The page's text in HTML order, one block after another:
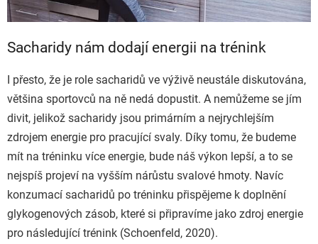
Sacharidy nám dodají energii na trénink
I přesto, že je role sacharidů ve výživě neustále diskutována,
většina sportovců na ně nedá dopustit. A nemůžeme se jím
divit, jelikož sacharidy jsou primárním a nejrychlejším
zdrojem energie pro pracující svaly. Díky tomu, že budeme
mít na tréninku více energie, bude náš výkon lepší, a to se
nejspíš projeví na vyšším nárůstu svalové hmoty. Navíc
konzumací sacharidů po tréninku přispějeme k doplnění
glykogenových zásob, které si připravíme jako zdroj energie
pro následující trénink (Schoenfeld, 2020).